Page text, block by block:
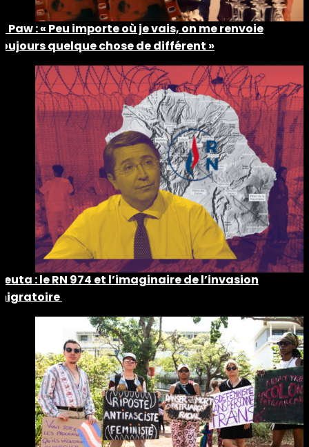
Paw : « Peu importe où je vais, on me renvoie
quelque chose de différent »
: le RN 974 et l’imaginaire de l’invasion